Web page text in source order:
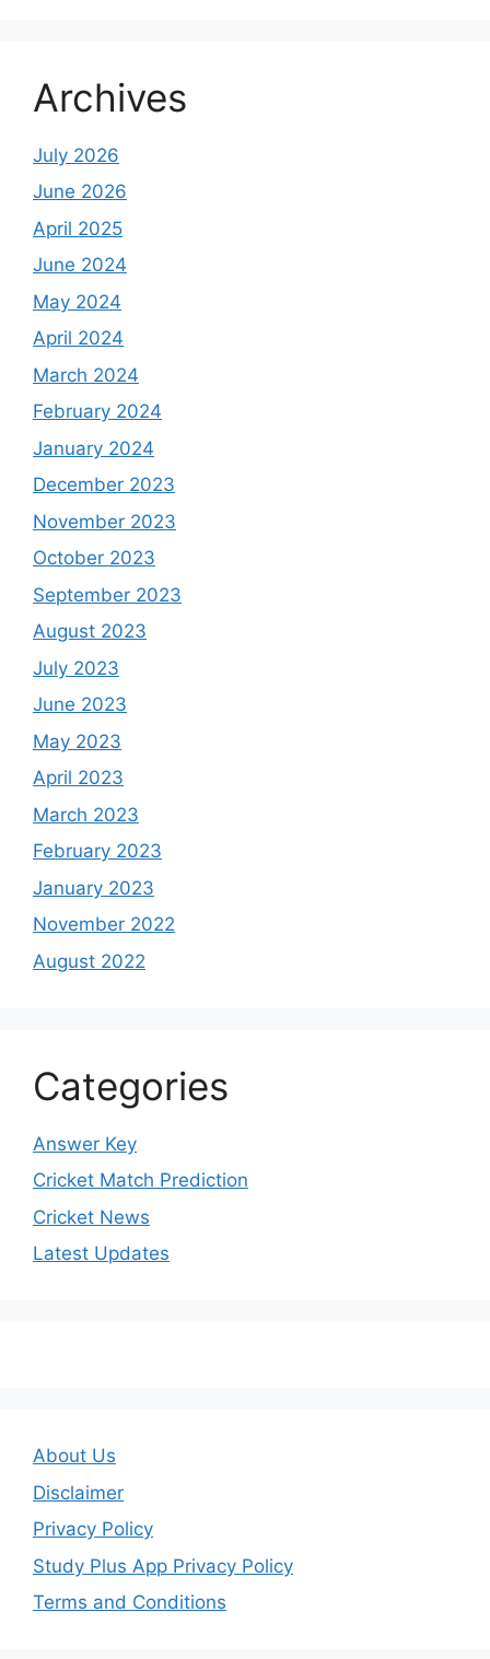
Archives
July 2026
June 2026
April 2025
June 2024
May 2024
April 2024
March 2024
February 2024
January 2024
December 2023
November 2023
October 2023
September 2023
August 2023
July 2023
June 2023
May 2023
April 2023
March 2023
February 2023
January 2023
November 2022
August 2022
Categories
Answer Key
Cricket Match Prediction
Cricket News
Latest Updates
About Us
Disclaimer
Privacy Policy
Study Plus App Privacy Policy
Terms and Conditions